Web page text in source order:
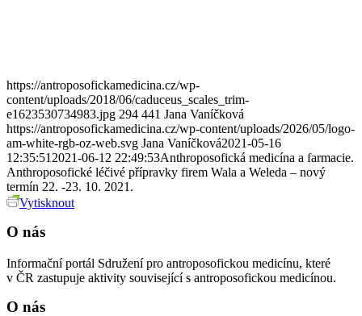
https://antroposofickamedicina.cz/wp-
content/uploads/2018/06/caduceus_scales_trim-
e1623530734983.jpg 294 441 Jana Vaníčková
https://antroposofickamedicina.cz/wp-content/uploads/2026/05/logo-
am-white-rgb-oz-web.svg Jana Vaníčková2021-05-16
12:35:51 2021-06-12 22:49:53Anthroposofická medicína a farmacie.
Anthroposofické léčivé přípravky firem Wala a Weleda – nový
termín 22. -23. 10. 2021.
Vytisknout
O nás
Informační portál Sdružení pro antroposofickou medicínu, které
v ČR zastupuje aktivity související s antroposofickou medicínou.
O nás